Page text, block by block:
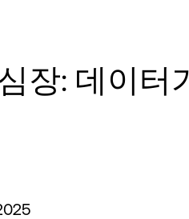
장: 데이터